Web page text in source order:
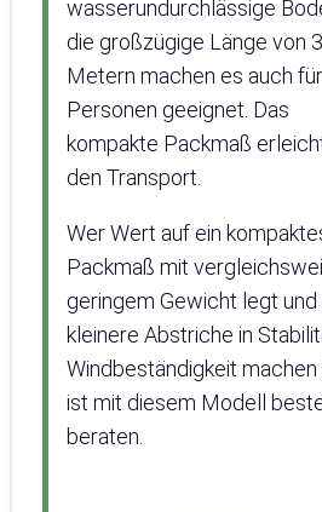
wasserundurchlässige
die großzügige Länge von 3
Metern machen es auch
Personen geeignet. Das
kompakte Packmaß
den Transport.
Wer Wert auf ein
Packmaß mit
geringem Gewicht legt
kleinere Abstriche in
Windbeständigkeit machen
ist mit diesem Modell
beraten.